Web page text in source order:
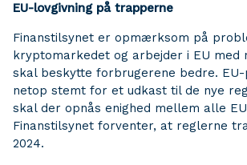
EU-lovgivning på trapperne
Finanstilsynet er opmærksom på
kryptomarkedet og arbejder i EU med
skal beskytte forbrugerene bedre.
netop stemt for et udkast til de nye
skal der opnås enighed mellem alle
Finanstilsynet forventer, at reglerne
2024.